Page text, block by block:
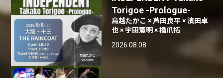
Torigoe -Prologue-
鳥越たかこ × 芦田良平 × 濱田卓
也 × 宇田憲明 × 橋爪拓
2026.08.08